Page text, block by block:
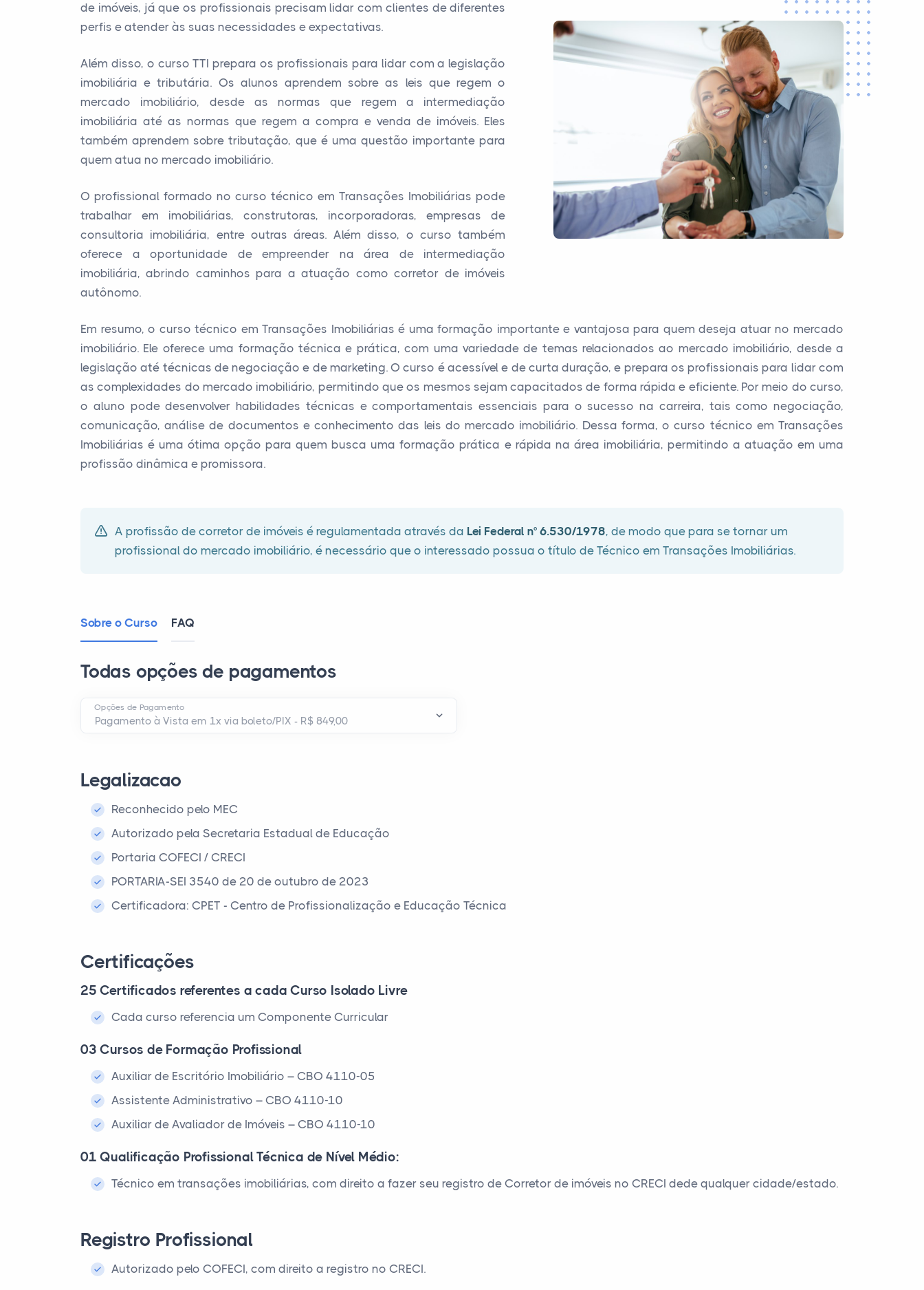
de imóveis, já que os profissionais precisam lidar com clientes de diferentes
perfis e atender às suas necessidades e expectativas.
Além disso, o curso TTI prepara os profissionais para lidar com a legislação
imobiliária e tributária. Os alunos aprendem sobre as leis que regem o
mercado imobiliário, desde as normas que regem a intermediação
imobiliária até as normas que regem a compra e venda de imóveis. Eles
também aprendem sobre tributação, que é uma questão importante para
quem atua no mercado imobiliário.
O profissional formado no curso técnico em Transações Imobiliárias pode
trabalhar em imobiliárias, construtoras, incorporadoras, empresas de
consultoria imobiliária, entre outras áreas. Além disso, o curso também
oferece a oportunidade de empreender na área de intermediação
imobiliária, abrindo caminhos para a atuação como corretor de imóveis
autônomo.
Em resumo, o curso técnico em Transações Imobiliárias é uma formação importante e vantajosa para quem deseja atuar no mercado
imobiliário. Ele oferece uma formação técnica e prática, com uma variedade de temas relacionados ao mercado imobiliário, desde a
legislação até técnicas de negociação e de marketing. O curso é acessível e de curta duração, e prepara os profissionais para lidar com
as complexidades do mercado imobiliário, permitindo que os mesmos sejam capacitados de forma rápida e eficiente. Por meio do curso,
o aluno pode desenvolver habilidades técnicas e comportamentais essenciais para o sucesso na carreira, tais como negociação,
comunicação, análise de documentos e conhecimento das leis do mercado imobiliário. Dessa forma, o curso técnico em Transações
Imobiliárias é uma ótima opção para quem busca uma formação prática e rápida na área imobiliária, permitindo a atuação em uma
profissão dinâmica e promissora.
A profissão de corretor de imóveis é regulamentada através da Lei Federal n° 6.530/1978, de modo que para se tornar um
profissional do mercado imobiliário, é necessário que o interessado possua o título de Técnico em Transações Imobiliárias.
Sobre o Curso FAQ
Todas opções de pagamentos
Opções de Pagamento
Legalizacao
Reconhecido pelo MEC
Autorizado pela Secretaria Estadual de Educação
Portaria COFECI / CRECI
PORTARIA-SEI 3540 de 20 de outubro de 2023
Certificadora: CPET - Centro de Profissionalização e Educação Técnica
Certificações
25 Certificados referentes a cada Curso Isolado Livre
Cada curso referencia um Componente Curricular
03 Cursos de Formação Profissional
Auxiliar de Escritório Imobiliário – CBO 4110-05
Assistente Administrativo – CBO 4110-10
Auxiliar de Avaliador de Imóveis – CBO 4110-10
01 Qualificação Profissional Técnica de Nível Médio:
Técnico em transações imobiliárias, com direito a fazer seu registro de Corretor de imóveis no CRECI dede qualquer cidade/estado.
Registro Profissional
Autorizado pelo COFECI, com direito a registro no CRECI.